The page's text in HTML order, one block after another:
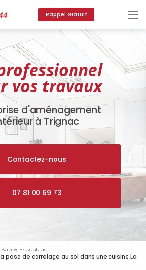
Rappel Gratuit
vos travaux
d'aménagement
à Trignac
Contactez-nous
07 81 00 69 73
Baule-Escoublac
pose de carrelage au sol dans une cuisine La